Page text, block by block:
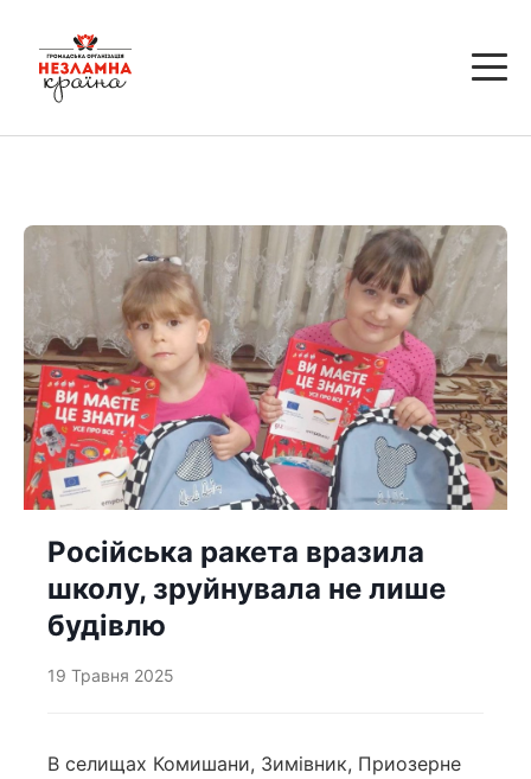
Російська ракета вразила
школу, зруйнувала не лише
будівлю
19 Травня 2025
В селищах Комишани, Зимівник, Приозерне